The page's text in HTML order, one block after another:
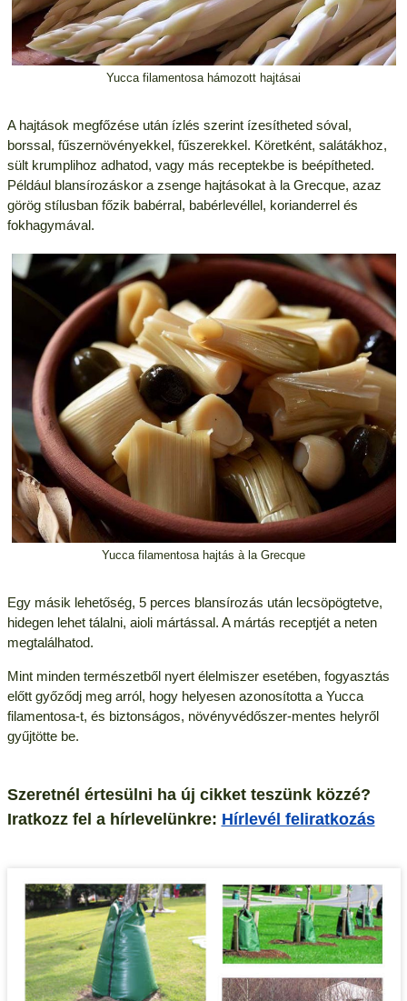
Yucca filamentosa hámozott hajtásai
A hajtások megfőzése után ízlés szerint ízesítheted sóval,
borssal, fűszernövényekkel, fűszerekkel. Köretként, salátákhoz,
sült krumplihoz adhatod, vagy más receptekbe is beépítheted.
Például blansírozáskor a zsenge hajtásokat à la Grecque, azaz
görög stílusban főzik babérral, babérlevéllel, korianderrel és
fokhagymával.
Yucca filamentosa hajtás à la Grecque
Egy másik lehetőség, 5 perces blansírozás után lecsöpögtetve,
hidegen lehet tálalni, aioli mártással. A mártás receptjét a neten
megtalálhatod.
Mint minden természetből nyert élelmiszer esetében, fogyasztás
előtt győződj meg arról, hogy helyesen azonosította a Yucca
filamentosa-t, és biztonságos, növényvédőszer-mentes helyről
gyűjtötte be.
Szeretnél értesülni ha új cikket teszünk közzé?
Iratkozz fel a hírlevelünkre: Hírlevél feliratkozás